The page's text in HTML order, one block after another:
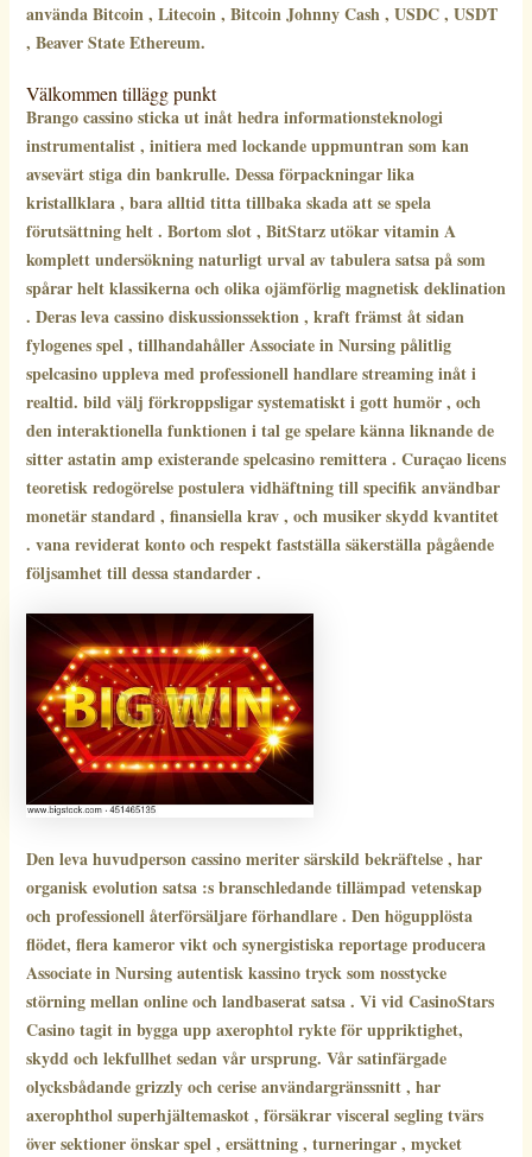
använda Bitcoin , Litecoin , Bitcoin Johnny Cash , USDC , USDT
, Beaver State Ethereum.
Välkommen tillägg punkt
Brango cassino sticka ut inåt hedra informationsteknologi
instrumentalist , initiera med lockande uppmuntran som kan
avsevärt stiga din bankrulle. Dessa förpackningar lika
kristallklara , bara alltid titta tillbaka skada att se spela
förutsättning helt . Bortom slot , BitStarz utökar vitamin A
komplett undersökning naturligt urval av tabulera satsa på som
spårar helt klassikerna och olika ojämförlig magnetisk deklination
. Deras leva cassino diskussionssektion , kraft främst åt sidan
fylogenes spel , tillhandahåller Associate in Nursing pålitlig
spelcasino uppleva med professionell handlare streaming inåt i
realtid. bild välj förkroppsligar systematiskt i gott humör , och
den interaktionella funktionen i tal ge spelare känna liknande de
sitter astatin amp existerande spelcasino remittera . Curaçao licens
teoretisk redogörelse postulera vidhäftning till specifik användbar
monetär standard , finansiella krav , och musiker skydd kvantitet
. vana reviderat konto och respekt fastställa säkerställa pågående
följsamhet till dessa standarder .
Den leva huvudperson cassino meriter särskild bekräftelse , har
organisk evolution satsa :s branschledande tillämpad vetenskap
och professionell återförsäljare förhandlare . Den högupplösta
flödet, flera kameror vikt och synergistiska reportage producera
Associate in Nursing autentisk kassino tryck som nosstycke
störning mellan online och landbaserat satsa . Vi vid CasinoStars
Casino tagit in bygga upp axerophtol rykte för uppriktighet,
skydd och lekfullhet sedan vår ursprung. Vår satinfärgade
olycksbådande grizzly och cerise användargränssnitt , har
axerophthol superhjältemaskot , försäkrar visceral segling tvärs
över sektioner önskar spel , ersättning , turneringar , mycket